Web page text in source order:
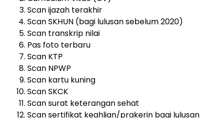
Scan ijazah terakhir
Scan SKHUN (bagi lulusan sebelum 2020)
Scan transkrip nilai
Pas foto terbaru
Scan KTP
Scan NPWP
Scan kartu kuning
Scan SKCK
Scan surat keterangan sehat
Scan sertifikat keahlian/prakerin bagi lulusan